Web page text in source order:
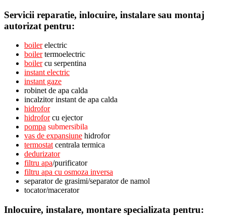
Servicii reparatie, inlocuire, instalare sau montaj
autorizat pentru:
boilerelectric
boilertermoelectric
boilercu serpentina
instant electric
instant gaze
robinet de apa calda
incalzitor instant de apa calda
hidrofor
hidroforcu ejector
pompa submersibila
vas de expansiune hidrofor
termostatcentrala termica
dedurizator
filtru apa/purificator
filtru apa cu osmoza inversa
separator de grasimi/separator de namol
tocator/macerator
Inlocuire, instalare, montare specializata pentru: